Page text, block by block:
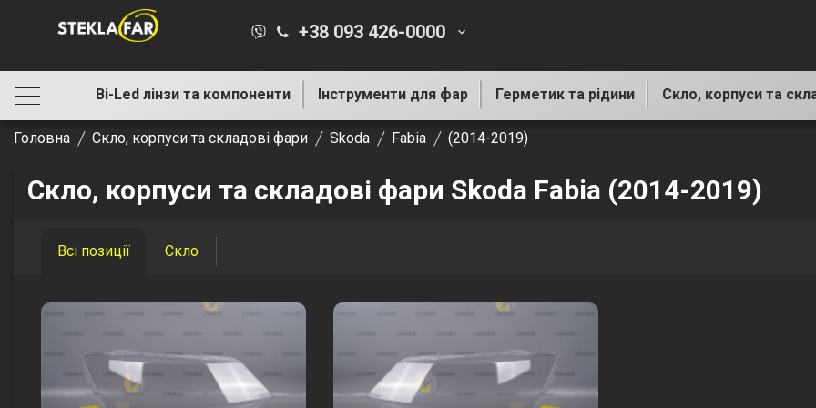
+38 093 426-0000 keyboard_arrow_down
Bi-Led лінзи та компоненти Інструменти для фар Герметик та рідини Скло, корпуси та
Головна Скло, корпуси та складові фари Skoda Fabia (2014-2019)
Скло, корпуси та складові фари Skoda Fabia (2014-2019)
Всі позиції Скло